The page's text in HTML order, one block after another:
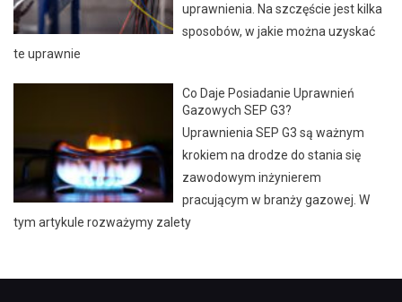
uprawnienia. Na szczęście jest kilka
sposobów, w jakie można uzyskać
te uprawnie
Co Daje Posiadanie Uprawnień
Gazowych SEP G3?
Uprawnienia SEP G3 są ważnym
krokiem na drodze do stania się
zawodowym inżynierem
pracującym w branży gazowej. W
tym artykule rozważymy zalety